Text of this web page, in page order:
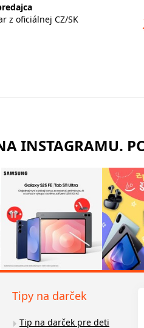
z oficiálnej CZ/SK
INSTAGRAMU.
Tipy na darček
Tip na darček pre deti